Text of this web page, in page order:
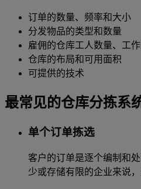
订单的数量、频率和大小
分发物品的类型和数量
雇佣的仓库工人数量、工
仓库的布局和可用面积
可提供的技术
最常见的仓库分拣系
单个订单拣选
客户的订单是逐个编制和
少或存储有限的企业来说